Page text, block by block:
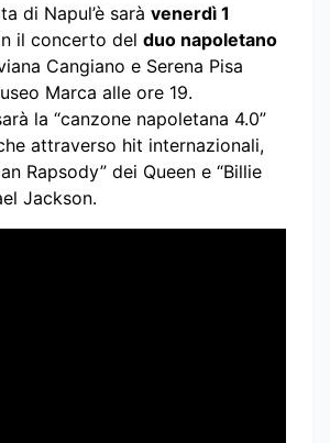
di Napul’è sarà venerdì 1
il concerto del duo napoletano
Cangiano e Serena Pisa
Marca alle ore 19.
la “canzone napoletana 4.0”
attraverso hit internazionali,
Rapsody” dei Queen e “Billie
Jackson.